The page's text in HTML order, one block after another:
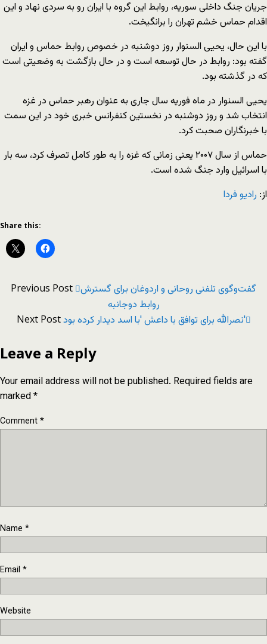
جریان جنگ داخلی سوریه، روابط این گروه با ایران رو به سردی نهاد و این
اقدام حماس خشم تهران را برانگیخت.
با این حال، یحیی السنوار روز دوشنبه در خصوص روابط حماس و ایران
گفته بود: روابط در حال توسعه است و در حال بازگشت به وضعیتی است
که در گذشته بود.
یحیی السنوار در ماه فوریه سال جاری به عنوان رهبر حماس در غزه
انتخاب شد و روز دوشنبه در نخستین کنفرانس خبری خود در این سمت
با خبرنگاران صحبت کرد.
حماس از سال ۲۰۰۷ یعنی زمانی که غزه را به طور کامل تصرف کرد، سه بار
با اسرائیل وارد جنگ شده است.
از: رادیو فردا
Share this:
Previous Post گفت‌وگوی تلفنی روحانی و اردوغان برای گسترش
روابط دوجانبه
Next Post نصرالله برای توافق با داعش 'با اسد دیدار کرده بود'
Leave a Reply
Your email address will not be published. Required fields are
marked*
Comment*
Name *
Email *
Website